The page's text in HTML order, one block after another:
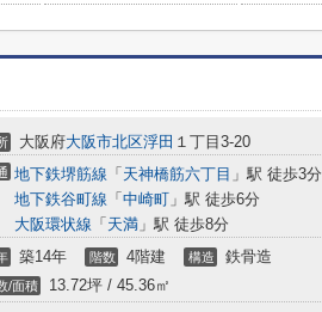
大阪府大阪市北区浮田 １丁目3-20
地下鉄堺筋線 「 天神橋筋六丁目 」駅 徒歩3分
地下鉄谷町線 「 中崎町 」駅 徒歩6分
大阪環状線 「 天満 」駅 徒歩8分
築14年 階数 4階建 構造 鉄骨造
/面積 13.72坪 / 45.36㎡